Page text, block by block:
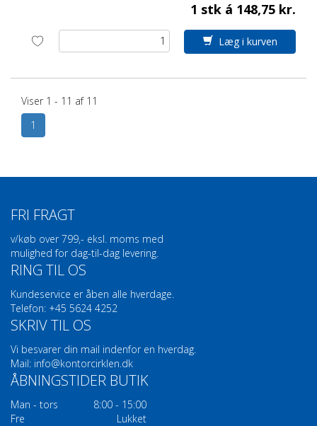
1 stk á 148,75 kr.
Læg i kurven
Viser 1 - 11 af 11
1
FRI FRAGT
v/køb over 799,- eksl. moms med
mulighed for dag-til-dag levering.
RING TIL OS
Kundeservice er åben alle hverdage.
Telefon: +45 5624 4252
SKRIV TIL OS
Vi besvarer din mail indenfor en hverdag.
Mail: info@kontorcirklen.dk
ÅBNINGSTIDER BUTIK
Man - tors
8:00 - 15:00
Fre
Lukket